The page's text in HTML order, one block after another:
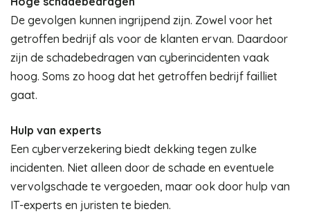
De gevolgen kunnen ingrijpend zijn. Zowel voor het
getroffen bedrijf als voor de klanten ervan. Daardoor
zijn de schadebedragen van cyberincidenten vaak
hoog. Soms zo hoog dat het getroffen bedrijf failliet
gaat.
Hulp van experts
Een cyberverzekering biedt dekking tegen zulke
incidenten. Niet alleen door de schade en eventuele
vervolgschade te vergoeden, maar ook door hulp van
IT-experts en juristen te bieden.